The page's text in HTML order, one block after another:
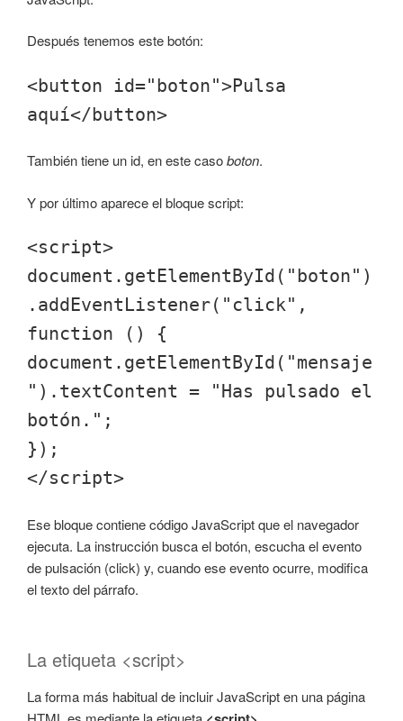
Después tenemos este botón:
<button id="boton">Pulsa
aquí</button>
También tiene un id, en este casoboton.
Y por último aparece el bloque script:
<script>
document.getElementById("boton")
.addEventListener("click",
function () {
document.getElementById("mensaje
").textContent = "Has pulsado el
botón.";
});
</script>
Ese bloque contiene código JavaScript que el navegador
ejecuta. La instrucción busca el botón, escucha el evento
de pulsación (click) y, cuando ese evento ocurre, modifica
el texto del párrafo.
La etiqueta <script>
La forma más habitual de incluir JavaScript en una página